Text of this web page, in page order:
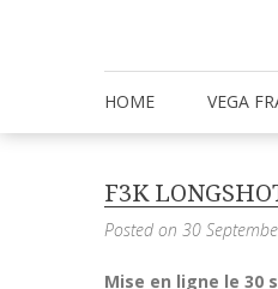
HOME VEGA
F3K
Posted on 30
Mise en ligne le 30